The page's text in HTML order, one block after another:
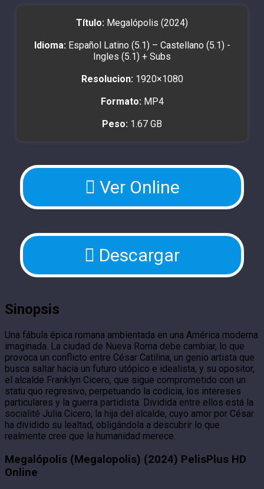
Título: Megalópolis (2024)
Idioma: Español Latino (5.1) – Castellano (5.1) -
Ingles (5.1) + Subs
Resolucion: 1920×1080
Formato: MP4
Peso: 1.67 GB
Ver Online
Descargar
Sinopsis
Una fábula épica romana ambientada en una América moderna
imaginada. La ciudad de Nueva Roma debe cambiar, lo que
provoca un conflicto entre César Catilina, un genio artista que
busca saltar hacia un futuro utópico e idealista, y su opositor,
el alcalde Franklyn Cicero, que sigue comprometido con un
statu quo regresivo, perpetuando la codicia, los intereses
particulares y la guerra partidista. Dividida entre ellos está la
socialité Julia Cicero, la hija del alcalde, cuyo amor por César
ha dividido su lealtad, obligándola a descubrir lo que
realmente cree que la humanidad merece.
Megalópolis (Megalopolis) (2024) PelisPlus HD
Online